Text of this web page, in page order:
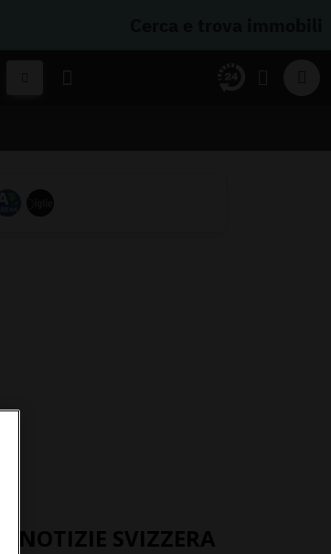
NOTIZIE SVIZZERA